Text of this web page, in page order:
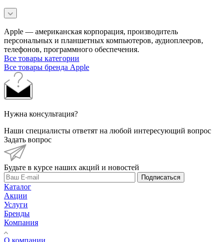
Apple — американская корпорация, производитель
персональных и планшетных компьютеров, аудиоплееров,
телефонов, программного обеспечения.
Все товары категории
Все товары бренда Apple
Нужна консультация?
Наши специалисты ответят на любой интересующий вопрос
Задать вопрос
Будьте в курсе наших акций и новостей
Подписаться
Каталог
Акции
Услуги
Бренды
Компания
О компании